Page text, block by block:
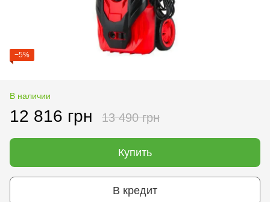
−5%
В наличии
12 816 грн 13 490 грн
Купить
В кредит